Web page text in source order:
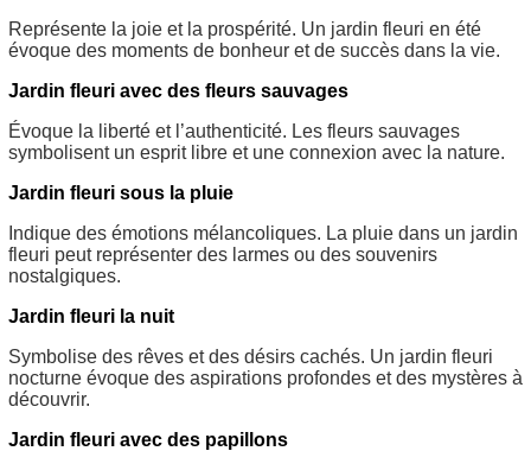
Représente la joie et la prospérité. Un jardin fleuri en été
évoque des moments de bonheur et de succès dans la vie.
Jardin fleuri avec des fleurs sauvages
Évoque la liberté et l’authenticité. Les fleurs sauvages
symbolisent un esprit libre et une connexion avec la nature.
Jardin fleuri sous la pluie
Indique des émotions mélancoliques. La pluie dans un jardin
fleuri peut représenter des larmes ou des souvenirs
nostalgiques.
Jardin fleuri la nuit
Symbolise des rêves et des désirs cachés. Un jardin fleuri
nocturne évoque des aspirations profondes et des mystères à
découvrir.
Jardin fleuri avec des papillons